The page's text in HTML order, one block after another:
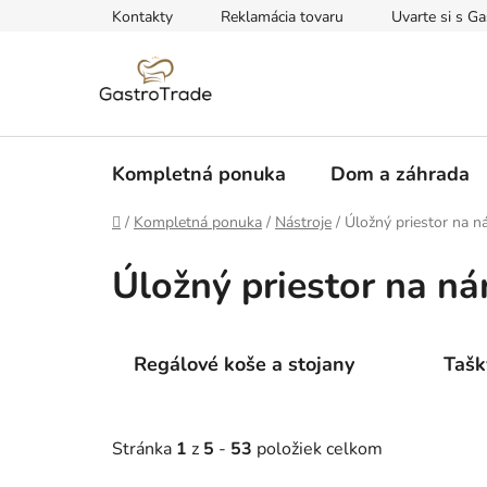
Kontakty Reklamácia tovaru Uvarte si s
Kompletná ponuka Dom a záhrada
Domov
/ Kompletná ponuka / Nástroje / Úložný priestor na
Úložný priestor na
Regálové koše a stojany
Stránka 1 z 5 - 53 položiek celkom